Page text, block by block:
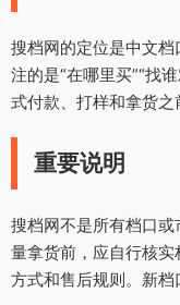
搜档网的定位是中文
注的是“在哪里买”“找
式付款、打样和拿货之
重要说明
搜档网不是所有档口
量拿货前，应自行核
方式和售后规则。新档